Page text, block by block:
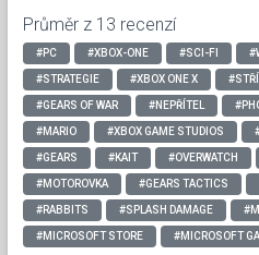
Průměr z 13 recenzí
#PC #XBOX-ONE #SCI-FI
#STRATEGIE #XBOX ONE X
#GEARS OF WAR #NEPŘÍTEL
#MARIO #XBOX GAME STUDIOS
#GEARS #KAIT #OVERWATCH
#MOTOROVKA #GEARS TACTICS
#RABBITS #SPLASH DAMAGE
#MICROSOFT STORE #MICROSOFT